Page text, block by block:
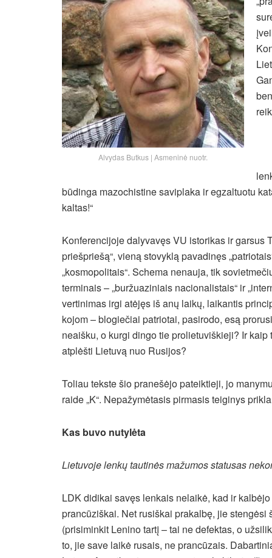
Alvydas Butkus | Asmeninė nuotr.
būdinga mazochistine saviplaka ir egzaltuotu
kaltas!“
Konferencijoje dalyvavęs VU istorikas ir garsus
priešpriešą“, vieną stovyklą pavadinęs
„kosmopolitais“. Schema nenauja, tik
terminais – „buržuaziniais nacionalistais“ ir
vertinimas irgi atėjęs iš anų laikų, laikantis
kojom – blogiečiai patriotai, pasirodo, esą
neaišku, o kurgi dingo tie prolietuviškieji? Ir
atplėšti Lietuvą nuo Rusijos?
Toliau tekste šio pranešėjo pateiktieji, jo
raide „K“. Nepažymėtasis pirmasis teiginys
Kas buvo nutylėta
Lietuvoje lenkų tautinės mažumos statusas
LDK didikai savęs lenkais nelaikė, kad ir
prancūziškai. Net rusiškai prakalbę, jie stengėsi
(prisiminkit Lenino tartį – tai ne defektas, o
to, jie save laikė rusais, ne prancūzais.